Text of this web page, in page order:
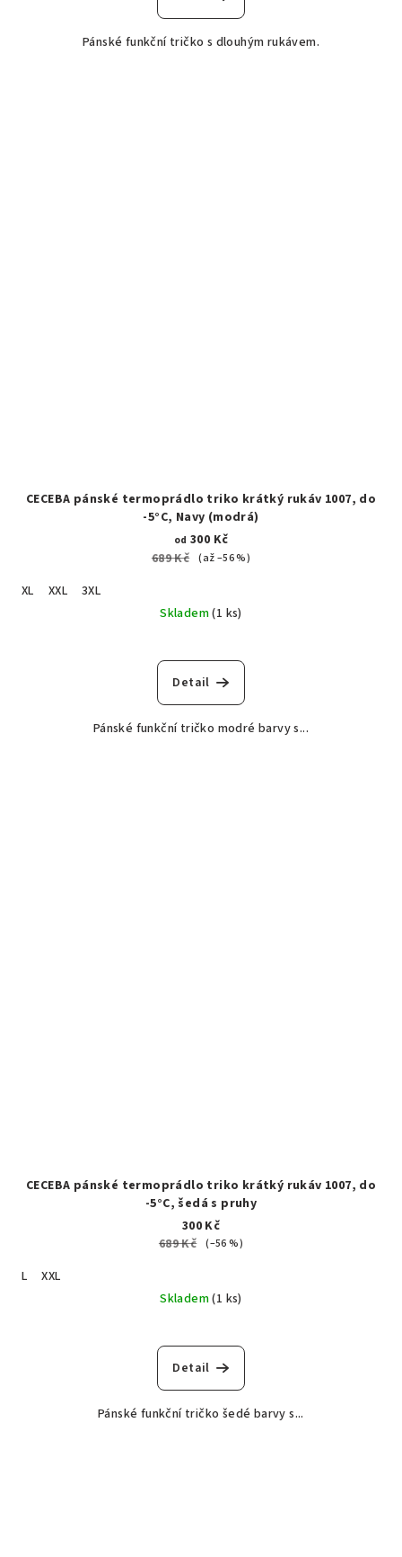
Pánské funkční tričko s dlouhým rukávem.
CECEBA pánské termoprádlo triko krátký rukáv 1007, do
-5°C, Navy (modrá)
od 300 Kč
689 Kč (až –56 %)
XL XXL
3XL
Skladem(1 ks)
Detail
Pánské funkční tričko modré barvy s...
CECEBA pánské termoprádlo triko krátký rukáv 1007, do
-5°C, šedá s pruhy
300 Kč
689 Kč (–56 %)
L
XXL
Skladem(1 ks)
Detail
Pánské funkční tričko šedé barvy s...